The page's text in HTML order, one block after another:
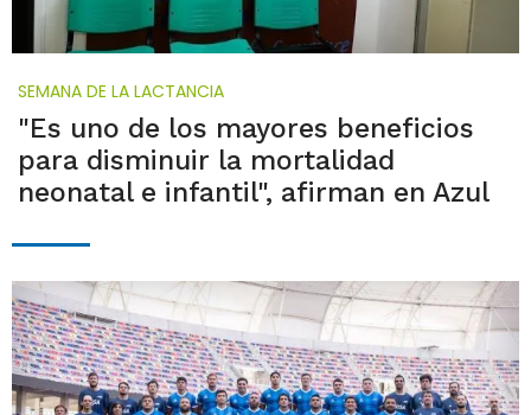
SEMANA DE LA LACTANCIA
"Es uno de los mayores beneficios
para disminuir la mortalidad
neonatal e infantil", afirman en Azul